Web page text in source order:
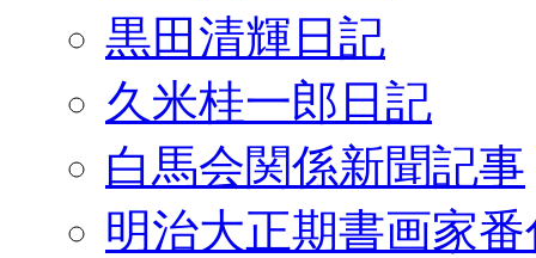
黒田清輝日記
久米桂一郎日記
白馬会関係新聞記事
明治大正期書画家